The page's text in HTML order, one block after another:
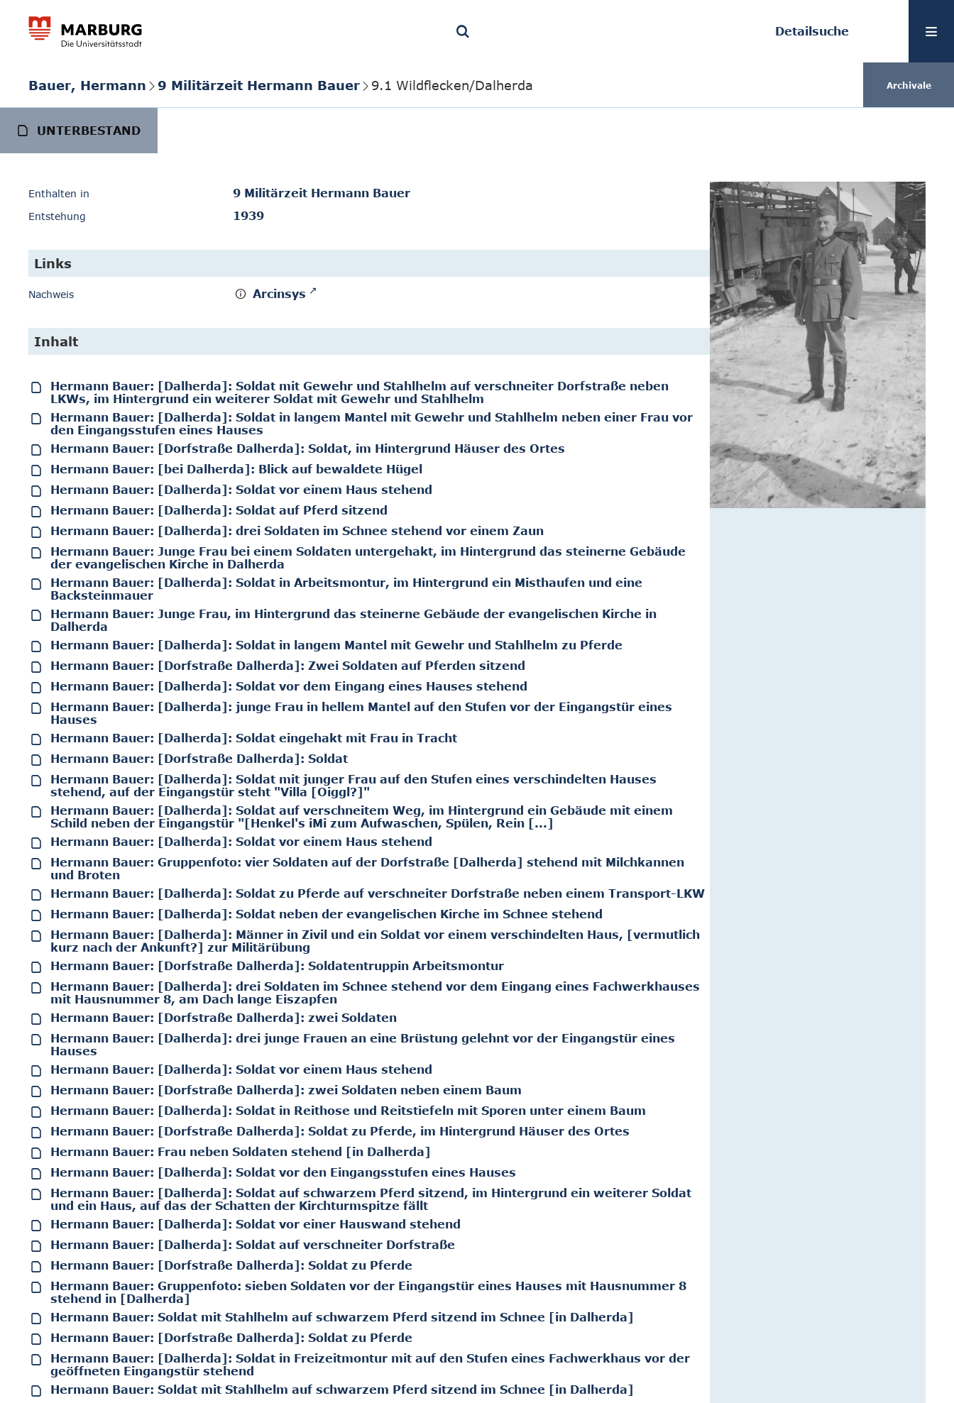
Detailsuche
Bauer, Hermann 9 Militärzeit Hermann Bauer 9.1 Wildflecken/Dalherda Archivale
UNTERBESTAND
Enthalten in 9 Militärzeit Hermann Bauer
Entstehung 1939
Links
Nachweis Arcinsys
Inhalt
Hermann Bauer: [Dalherda]: Soldat mit Gewehr und Stahlhelm auf verschneiter Dorfstraße neben
LKWs, im Hintergrund ein weiterer Soldat mit Gewehr und Stahlhelm
Hermann Bauer: [Dalherda]: Soldat in langem Mantel mit Gewehr und Stahlhelm neben einer Frau vor
den Eingangsstufen eines Hauses
Hermann Bauer: [Dorfstraße Dalherda]: Soldat, im Hintergrund Häuser des Ortes
Hermann Bauer: [bei Dalherda]: Blick auf bewaldete Hügel
Hermann Bauer: [Dalherda]: Soldat vor einem Haus stehend
Hermann Bauer: [Dalherda]: Soldat auf Pferd sitzend
Hermann Bauer: [Dalherda]: drei Soldaten im Schnee stehend vor einem Zaun
Hermann Bauer: Junge Frau bei einem Soldaten untergehakt, im Hintergrund das steinerne Gebäude
der evangelischen Kirche in Dalherda
Hermann Bauer: [Dalherda]: Soldat in Arbeitsmontur, im Hintergrund ein Misthaufen und eine
Backsteinmauer
Hermann Bauer: Junge Frau, im Hintergrund das steinerne Gebäude der evangelischen Kirche in
Dalherda
Hermann Bauer: [Dalherda]: Soldat in langem Mantel mit Gewehr und Stahlhelm zu Pferde
Hermann Bauer: [Dorfstraße Dalherda]: Zwei Soldaten auf Pferden sitzend
Hermann Bauer: [Dalherda]: Soldat vor dem Eingang eines Hauses stehend
Hermann Bauer: [Dalherda]: junge Frau in hellem Mantel auf den Stufen vor der Eingangstür eines
Hauses
Hermann Bauer: [Dalherda]: Soldat eingehakt mit Frau in Tracht
Hermann Bauer: [Dorfstraße Dalherda]: Soldat
Hermann Bauer: [Dalherda]: Soldat mit junger Frau auf den Stufen eines verschindelten Hauses
stehend, auf der Eingangstür steht "Villa [Oiggl?]"
Hermann Bauer: [Dalherda]: Soldat auf verschneitem Weg, im Hintergrund ein Gebäude mit einem
Schild neben der Eingangstür "[Henkel's iMi zum Aufwaschen, Spülen, Rein [...]
Hermann Bauer: [Dalherda]: Soldat vor einem Haus stehend
Hermann Bauer: Gruppenfoto: vier Soldaten auf der Dorfstraße [Dalherda] stehend mit Milchkannen
und Broten
Hermann Bauer: [Dalherda]: Soldat zu Pferde auf verschneiter Dorfstraße neben einem Transport-LKW
Hermann Bauer: [Dalherda]: Soldat neben der evangelischen Kirche im Schnee stehend
Hermann Bauer: [Dalherda]: Männer in Zivil und ein Soldat vor einem verschindelten Haus, [vermutlich
kurz nach der Ankunft?] zur Militärübung
Hermann Bauer: [Dorfstraße Dalherda]: Soldatentruppin Arbeitsmontur
Hermann Bauer: [Dalherda]: drei Soldaten im Schnee stehend vor dem Eingang eines Fachwerkhauses
mit Hausnummer 8, am Dach lange Eiszapfen
Hermann Bauer: [Dorfstraße Dalherda]: zwei Soldaten
Hermann Bauer: [Dalherda]: drei junge Frauen an eine Brüstung gelehnt vor der Eingangstür eines
Hauses
Hermann Bauer: [Dalherda]: Soldat vor einem Haus stehend
Hermann Bauer: [Dorfstraße Dalherda]: zwei Soldaten neben einem Baum
Hermann Bauer: [Dalherda]: Soldat in Reithose und Reitstiefeln mit Sporen unter einem Baum
Hermann Bauer: [Dorfstraße Dalherda]: Soldat zu Pferde, im Hintergrund Häuser des Ortes
Hermann Bauer: Frau neben Soldaten stehend [in Dalherda]
Hermann Bauer: [Dalherda]: Soldat vor den Eingangsstufen eines Hauses
Hermann Bauer: [Dalherda]: Soldat auf schwarzem Pferd sitzend, im Hintergrund ein weiterer Soldat
und ein Haus, auf das der Schatten der Kirchturmspitze fällt
Hermann Bauer: [Dalherda]: Soldat vor einer Hauswand stehend
Hermann Bauer: [Dalherda]: Soldat auf verschneiter Dorfstraße
Hermann Bauer: [Dorfstraße Dalherda]: Soldat zu Pferde
Hermann Bauer: Gruppenfoto: sieben Soldaten vor der Eingangstür eines Hauses mit Hausnummer 8
stehend in [Dalherda]
Hermann Bauer: Soldat mit Stahlhelm auf schwarzem Pferd sitzend im Schnee [in Dalherda]
Hermann Bauer: [Dorfstraße Dalherda]: Soldat zu Pferde
Hermann Bauer: [Dalherda]: Soldat in Freizeitmontur mit auf den Stufen eines Fachwerkhaus vor der
geöffneten Eingangstür stehend
Hermann Bauer: Soldat mit Stahlhelm auf schwarzem Pferd sitzend im Schnee [in Dalherda]